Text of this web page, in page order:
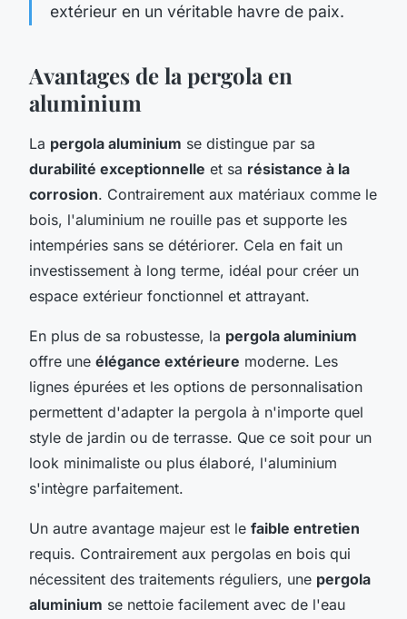
extérieur en un véritable havre de paix.
Avantages de la pergola en
aluminium
La pergola aluminium se distingue par sa
durabilité exceptionnelle et sa résistance à la
corrosion. Contrairement aux matériaux comme le
bois, l'aluminium ne rouille pas et supporte les
intempéries sans se détériorer. Cela en fait un
investissement à long terme, idéal pour créer un
espace extérieur fonctionnel et attrayant.
En plus de sa robustesse, la pergola aluminium
offre une élégance extérieure moderne. Les
lignes épurées et les options de personnalisation
permettent d'adapter la pergola à n'importe quel
style de jardin ou de terrasse. Que ce soit pour un
look minimaliste ou plus élaboré, l'aluminium
s'intègre parfaitement.
Un autre avantage majeur est le faible entretien
requis. Contrairement aux pergolas en bois qui
nécessitent des traitements réguliers, une pergola
aluminium se nettoie facilement avec de l'eau